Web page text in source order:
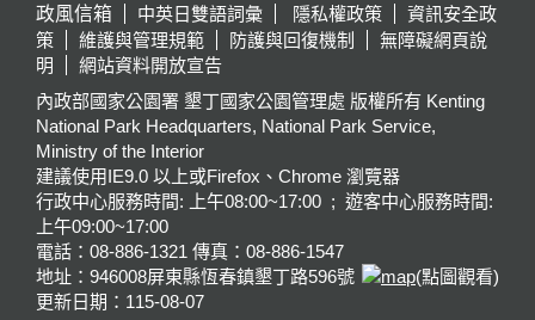
政風信箱
中英日雙語詞彙 隱私權政策
資訊安全政
策
維護與管理規範 防護與回復機制
無障礙網頁說
明
網站資料開放宣告
內政部國家公園署 墾丁國家公園管理處 版權所有 Kenting
National Park Headquarters, National Park Service,
Ministry of the Interior
建議使用IE9.0 以上或Firefox、Chrome 瀏覽器
行政中心服務時間: 上午08:00~17:00 ; 遊客中心服務時間:
上午09:00~17:00
電話：08-886-1321 傳真：08-886-1547
地址：946008屏東縣恆春鎮墾丁路596號
(點圖觀看)
更新日期： 115-08-07